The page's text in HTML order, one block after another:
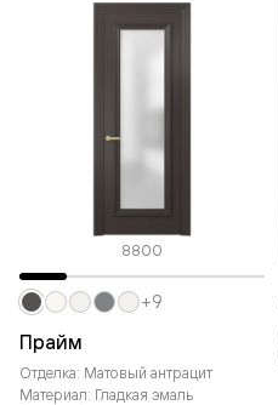
8800
Прайм
Отделка: Матовый антрацит
Материал: Гладкая эмаль
+9